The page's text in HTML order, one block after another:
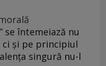
se întemeiază nu
ci și pe principiul
singură nu-l